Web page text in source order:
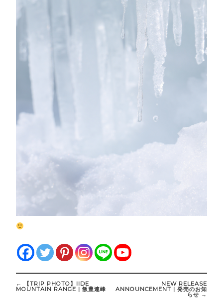
navigation
← 【TRIP PHOTO】IIDE
MOUNTAIN RANGE | 飯豊連峰
NEW RELEASE
ANNOUNCEMENT | 発売のお知
らせ →